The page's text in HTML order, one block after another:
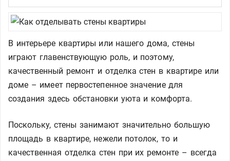
В интерьере квартиры или нашего дома, стены
играют главенствующую роль, и поэтому,
качественный ремонт и отделка стен в квартире или
доме – имеет первостепенное значение для
создания здесь обстановки уюта и комфорта.
Поскольку, стены занимают значительно большую
площадь в квартире, нежели потолок, то и
качественная отделка стен при их ремонте – всегда